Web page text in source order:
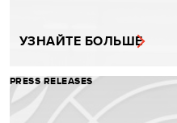
УЗНАЙТЕ БОЛЬШЕ
PRESS RELEASES